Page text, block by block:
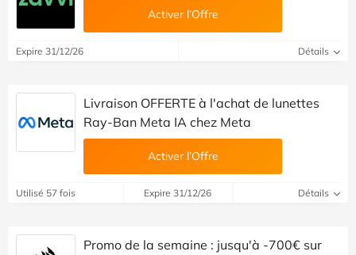
Activer l’Offre
Expire 31/12/26 Détails
Livraison OFFERTE à l'achat de lunettes
Ray-Ban Meta IA chez Meta
Activer l’Offre
Utilisé 57 fois Expire 31/12/26 Détails
Promo de la semaine : jusqu'à -700€ sur